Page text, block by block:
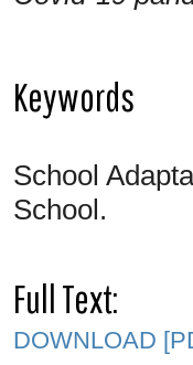
Keywords
School
School.
Full Text:
DOWNLOAD